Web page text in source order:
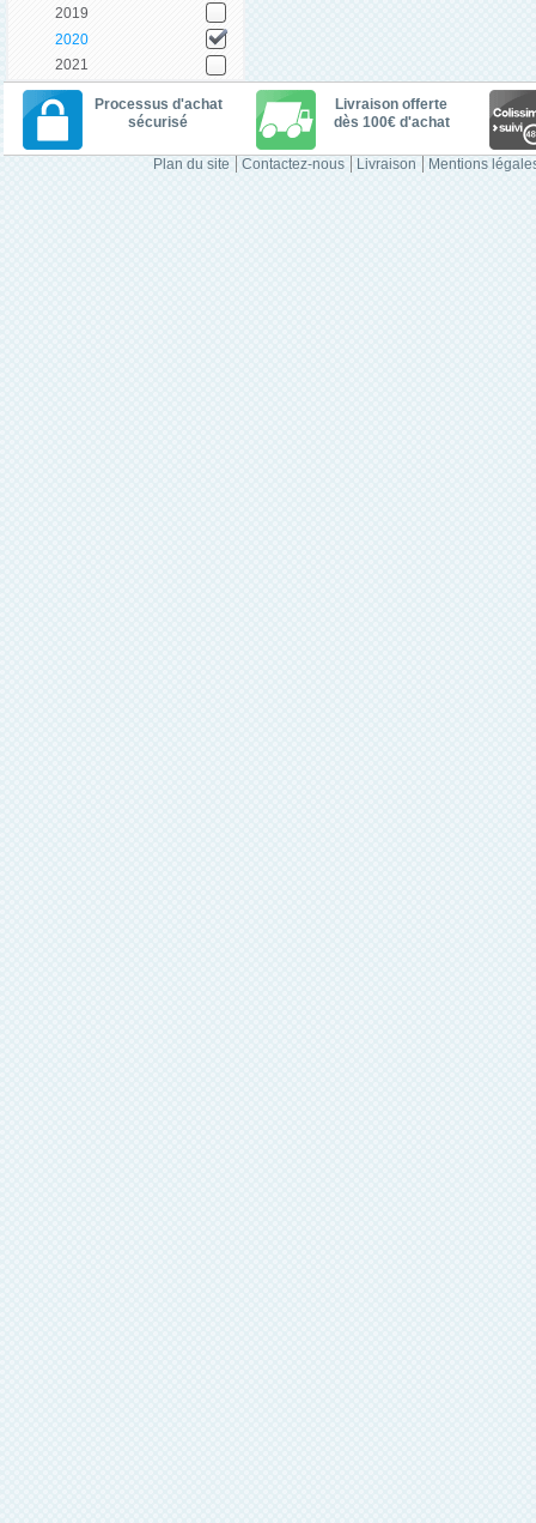
2019
2020
2021
Processus d'achat
sécurisé
Livraison offerte
dès 100€ d'achat
Plan du site Contactez-nous Livraison Mentions